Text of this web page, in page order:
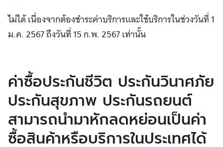
ไม่ได้ เนื่องจากต้องชำระค่าบริการและใช้บริการในช่วงวันที่ 1
ม.ค. 2567 ถึงวันที่ 15 ก.พ. 2567 เท่านั้น
ค่าซื้อประกันชีวิต ประกันวินาศภัย
ประกันสุขภาพ ประกันรถยนต์
สามารถนำมาหักลดหย่อนเป็นค่า
ซื้อสินค้าหรือบริการในประเทศได้